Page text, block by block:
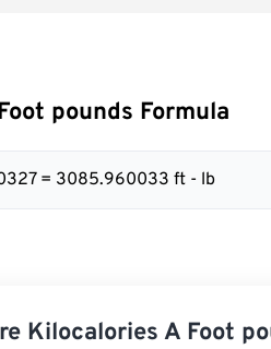
pounds Formula
= 3085.960033 ft - lb
Kilocalories A Foot